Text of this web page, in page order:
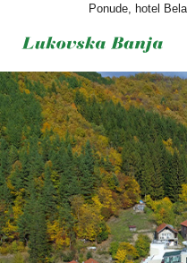
Ponude, hotel